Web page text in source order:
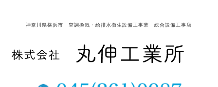
神奈川県横浜市 空調換気・給排水衛生設備工事業 総合設備工事店